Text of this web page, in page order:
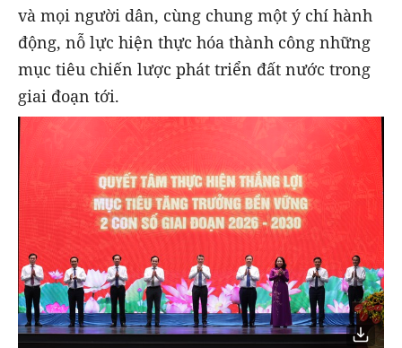
và mọi người dân, cùng chung một ý chí hành
động, nỗ lực hiện thực hóa thành công những
mục tiêu chiến lược phát triển đất nước trong
giai đoạn tới.